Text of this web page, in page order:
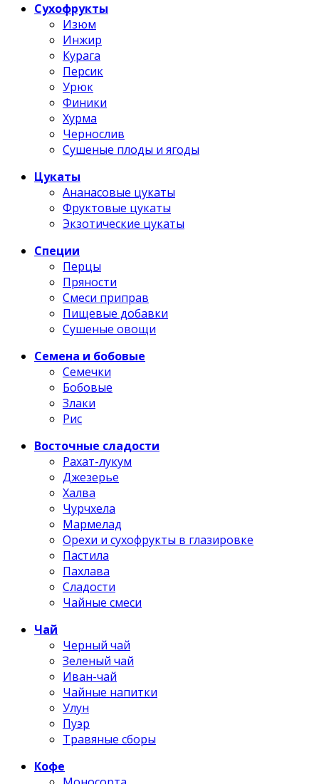
Сухофрукты
Изюм
Инжир
Курага
Персик
Урюк
Финики
Хурма
Чернослив
Сушеные плоды и ягоды
Цукаты
Ананасовые цукаты
Фруктовые цукаты
Экзотические цукаты
Специи
Перцы
Пряности
Смеси приправ
Пищевые добавки
Сушеные овощи
Семена и бобовые
Семечки
Бобовые
Злаки
Рис
Восточные сладости
Рахат-лукум
Джезерье
Халва
Чурчхела
Мармелад
Орехи и сухофрукты в глазировке
Пастила
Пахлава
Сладости
Чайные смеси
Чай
Черный чай
Зеленый чай
Иван-чай
Чайные напитки
Улун
Пуэр
Травяные сборы
Кофе